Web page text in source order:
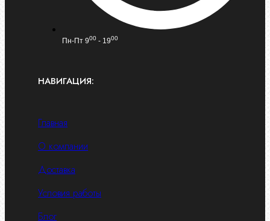
Пн-Пт 900 - 1900
НАВИГАЦИЯ:
Главная
О компании
Доставка
Условия работы
Блог